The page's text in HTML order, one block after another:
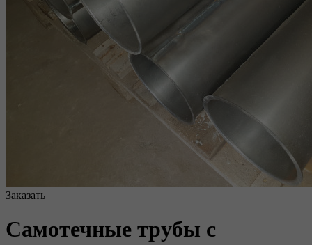
Заказать
Самотечные трубы с